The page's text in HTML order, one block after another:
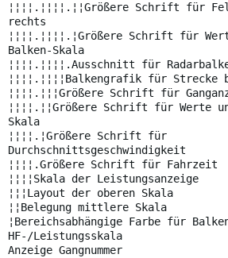
¦¦¦¦.¦¦¦¦.¦¦Größere Schrift für
rechts
¦¦¦¦.¦¦¦¦.¦Größere Schrift für
Balken-Skala
¦¦¦¦.¦¦¦¦.Ausschnitt für
¦¦¦¦.¦¦¦¦Balkengrafik für Strecke
¦¦¦¦.¦¦¦Größere Schrift für
¦¦¦¦.¦¦Größere Schrift für Werte
Skala
¦¦¦¦.¦Größere Schrift für
Durchschnittsgeschwindigkeit
¦¦¦¦.Größere Schrift für Fahrzeit
¦¦¦¦Skala der Leistungsanzeige
¦¦¦Layout der oberen Skala
¦¦Belegung mittlere Skala
¦Bereichsabhängige Farbe für
HF-/Leistungsskala
Anzeige Gangnummer